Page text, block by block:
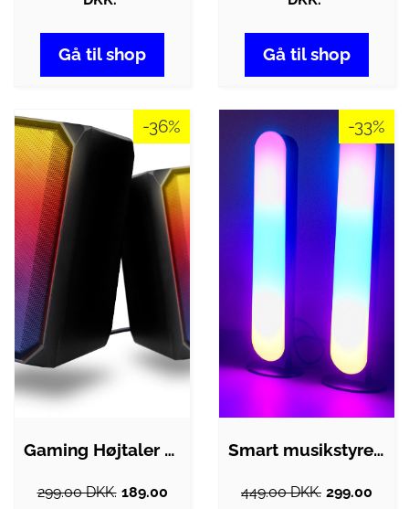
Gå til shop Gå til shop
-36%
Gaming Højtaler - T'NB 2-i-1 RGB -…
299.00 DKK. 189.00
-33%
Smart musikstyret LED gamer lamper - 2…
449.00 DKK. 299.00